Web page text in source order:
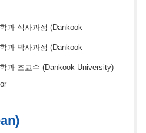
과 석사과정 (Dankook
과 박사과정 (Dankook
과 조교수 (Dankook University)